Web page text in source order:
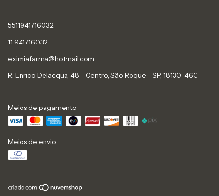
5511941716032
11 941716032
eximiafarma@hotmail.com
R. Enrico Delacqua, 48 - Centro, São Roque - SP, 18130-460
Meios de pagamento
Meios de envio